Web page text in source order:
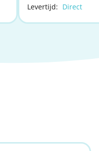
Levertijd: Direct